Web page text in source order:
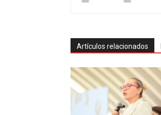
Artículos relacionados